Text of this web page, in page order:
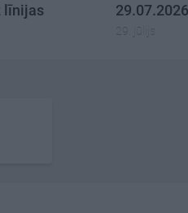
līnijas
29. jūlijs